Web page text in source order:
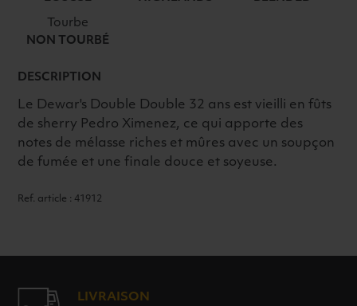
50CL
Tourbe
NON TOURBÉ
DESCRIPTION
Le Dewar's Double Double 32 ans est vieilli en fûts
de sherry Pedro Ximenez, ce qui apporte des
notes de mélasse riches et mûres avec un soupçon
de fumée et une finale douce et soyeuse.
Ref. article : 41912
LIVRAISON